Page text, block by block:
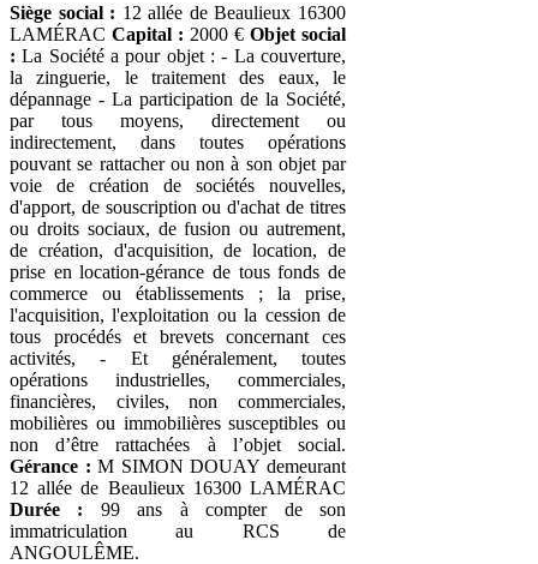
Siège social : 12 allée de Beaulieux 16300
LAMÉRAC Capital : 2000 € Objet social
: La Société a pour objet : - La couverture,
la zinguerie, le traitement des eaux, le
dépannage - La participation de la Société,
par tous moyens, directement ou
indirectement, dans toutes opérations
pouvant se rattacher ou non à son objet par
voie de création de sociétés nouvelles,
d'apport, de souscription ou d'achat de titres
ou droits sociaux, de fusion ou autrement,
de création, d'acquisition, de location, de
prise en location-gérance de tous fonds de
commerce ou établissements ; la prise,
l'acquisition, l'exploitation ou la cession de
tous procédés et brevets concernant ces
activités, - Et généralement, toutes
opérations industrielles, commerciales,
financières, civiles, non commerciales,
mobilières ou immobilières susceptibles ou
non d’être rattachées à l’objet social.
Gérance : M SIMON DOUAY demeurant
12 allée de Beaulieux 16300 LAMÉRAC
Durée : 99 ans à compter de son
immatriculation au RCS de
ANGOULÊME.